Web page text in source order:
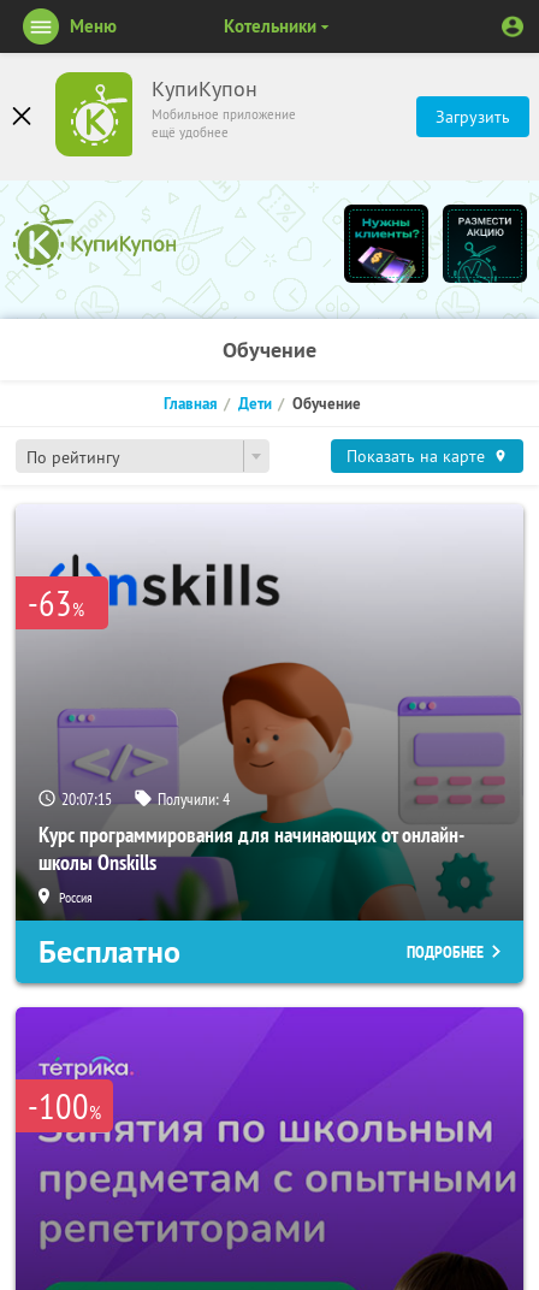
КупиКупон
Мобильное приложение
ещё удобнее
Загрузить
Меню Котельники
Обучение
По рейтингу
Главная Дети Обучение
Показать на карте
-63%
20:07:15 Получили:4
Курс программирования для начинающих от онлайн-
школы Onskills
Россия
Бесплатно ПОДРОБНЕЕ
-100%